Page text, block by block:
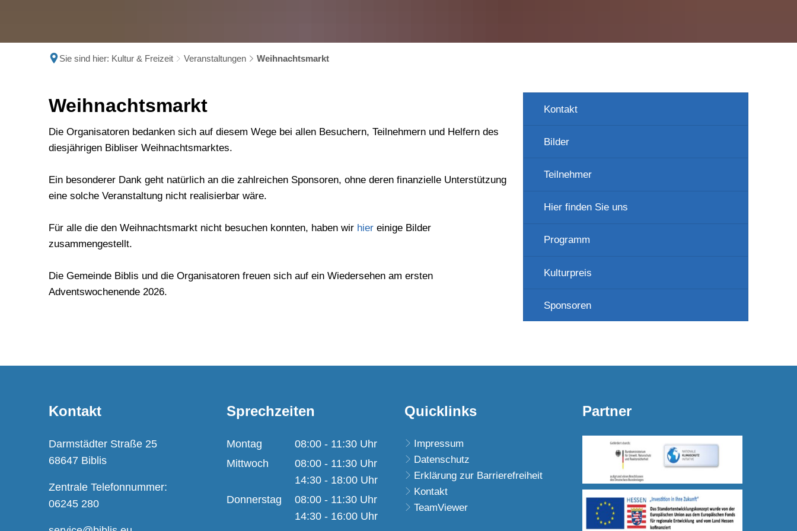
Sie sind hier: Kultur & Freizeit Veranstaltungen Weihnachtsmarkt
Weihnachtsmarkt
Weihnachtsmarkt
Die Organisatoren bedanken sich auf diesem Wege bei allen Besuchern, Teilnehmern und Helfern des
diesjährigen Bibliser Weihnachtsmarktes.
Ein besonderer Dank geht natürlich an die zahlreichen Sponsoren, ohne deren finanzielle Unterstützung
eine solche Veranstaltung nicht realisierbar wäre.
Für alle die den Weihnachtsmarkt nicht besuchen konnten, haben wir hier einige Bilder
zusammengestellt.
Die Gemeinde Biblis und die Organisatoren freuen sich auf ein Wiedersehen am ersten
Adventswochenende 2026.
Kontakt
Bilder
Teilnehmer
Hier finden Sie uns
Programm
Kulturpreis
Sponsoren
Kontakt
Darmstädter Straße 25
68647 Biblis
Zentrale Telefonnummer:
06245 280
Sprechzeiten
Montag 08:00 - 11:30 Uhr
Von 08:00 bis 11:30 Uhr
Mittwoch 08:00 - 11:30 Uhr
Von 08:00 bis 11:30 Uhr
14:30 - 18:00 Uhr
Von 14:30 bis 18:00 Uhr
Donnerstag 08:00 - 11:30 Uhr
Von 08:00 bis 11:30 Uhr
14:30 - 16:00 Uhr
Quicklinks
Impressum
Datenschutz
Erklärung zur Barrierefreiheit
Kontakt
TeamViewer
Partner